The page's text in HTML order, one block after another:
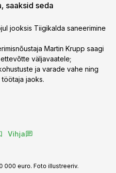
saaksid seda
jooksis Tiigikalda saneerimine
Martin Krupp saagi
väljavaatele;
ja varade vahe ning
jaoks.
Vihja
000 euro. Foto illustreeriv.